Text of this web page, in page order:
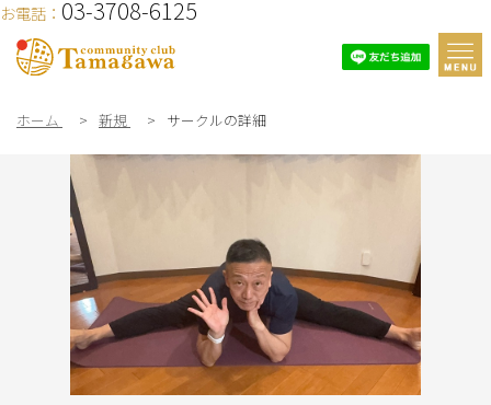
お電話： 03-3708-6125
ホーム > 新規 > サークルの詳細